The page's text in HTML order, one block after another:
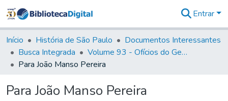
&
Coleções
Tudo na
Biblioteca
Estatísticas
Entrar
Início História de São Paulo
Documentos Interessantes
Busca Integrada
Volume 93 - Ofícios do General D. Luiz em favor da praça do Iguatemi (1775)
Para João Manso Pereira
Para João Manso Pereira